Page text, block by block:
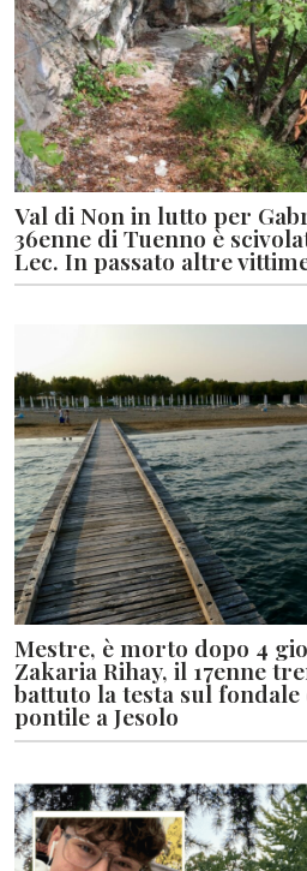
Val di Non in lutto per
36enne di Tuenno è
Lec. In passato altre
Mestre, è morto dopo 4
Zakaria Rihay, il 17enne
battuto la testa sul
pontile a Jesolo